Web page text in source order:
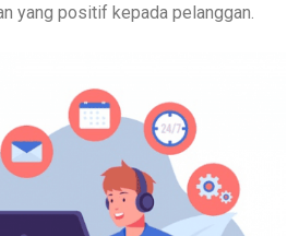
yang positif kepada pelanggan.